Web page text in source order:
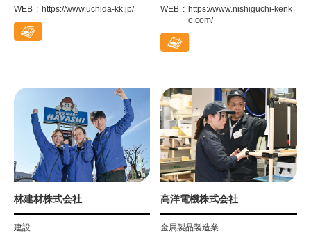
WEB
https://www.uchida-kk.jp/
WEB
https://www.nishiguchi-kenk
o.com/
林建材株式会社
建設
高洋電機株式会社
金属製品製造業